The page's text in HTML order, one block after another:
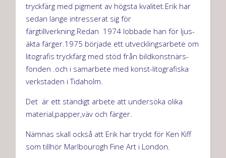
tryckfärg med pigment av högsta kvalitet.Erik har
sedan länge intresserat sig för
färgtillverkning.Redan 1974 lobbade han för ljus-
äkta färger.1975 började ett utvecklingsarbete om
litografis tryckfärg med stöd från bildkonstnärs-
fonden .och i samarbete med konst-litografiska
verkstaden i Tidaholm.
Det är ett ständigt arbete att undersöka olika
material,papper,väv och färger.
Nämnas skall också att Erik har tryckt för Ken Kiff
som tillhör Marlbourogh Fine Art i London.